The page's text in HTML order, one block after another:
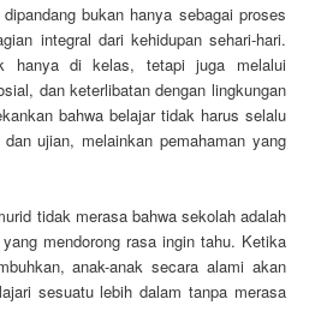
bukan hanya sebagai proses
integral dari kehidupan sehari-hari.
hanya di kelas, tetapi juga melalui
dan keterlibatan dengan lingkungan
bahwa belajar tidak harus selalu
ujian, melainkan pemahaman yang
tidak merasa bahwa sekolah adalah
mendorong rasa ingin tahu. Ketika
anak-anak secara alami akan
sesuatu lebih dalam tanpa merasa